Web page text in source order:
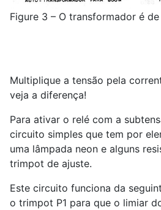
Figure 3 – O transformador é
Multiplique a tensão pela
veja a diferença!
Para ativar o relé com a
circuito simples que tem por
uma lâmpada neon e alguns
trimpot de ajuste.
Este circuito funciona da
o trimpot P1 para que o limiar